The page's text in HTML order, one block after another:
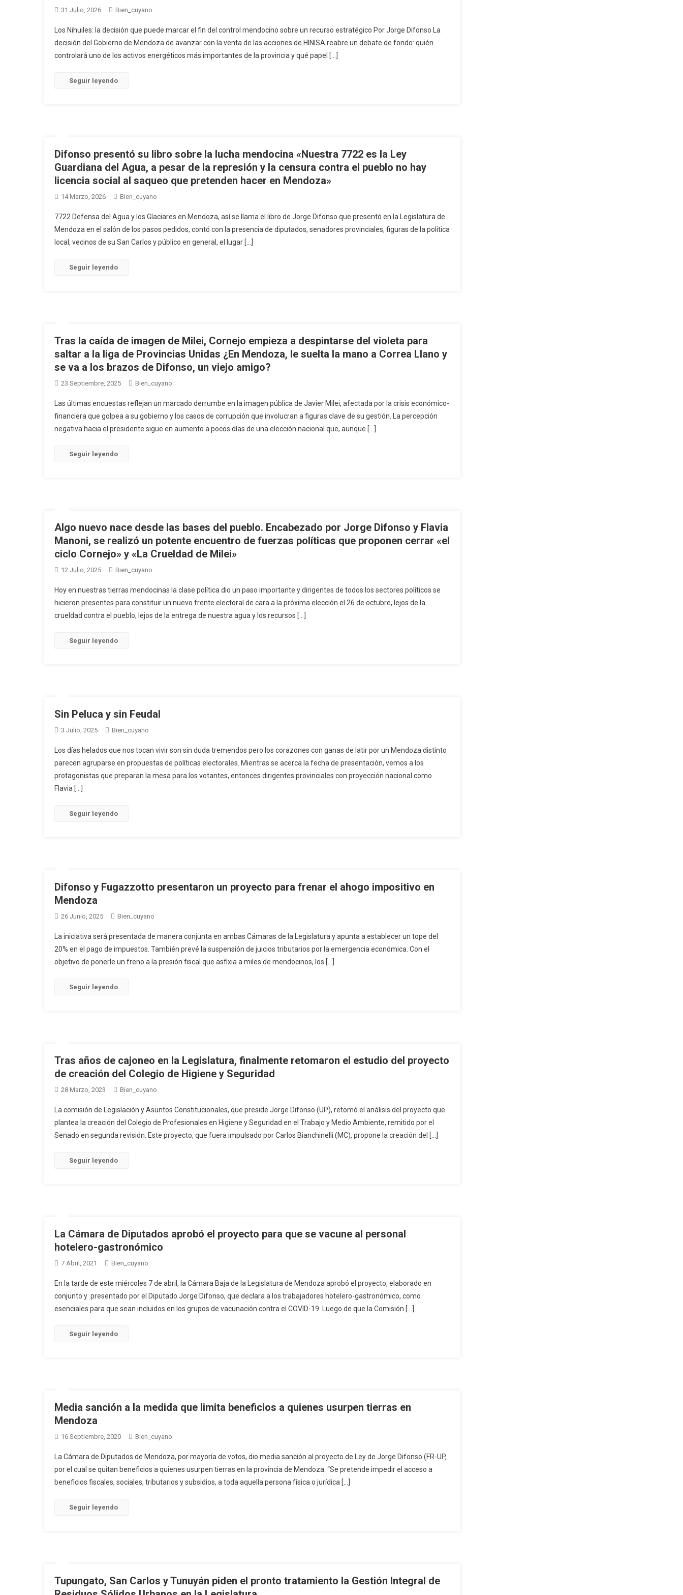
31 Julio, 2026 Bien_cuyano
Los Nihuiles: la decisión que puede marcar el fin del control mendocino sobre un recurso estratégico Por Jorge Difonso La
decisión del Gobierno de Mendoza de avanzar con la venta de las acciones de HINISA reabre un debate de fondo: quién
controlará uno de los activos energéticos más importantes de la provincia y qué papel […]
Seguir leyendo
Difonso presentó su libro sobre la lucha mendocina «Nuestra 7722 es la Ley
Guardiana del Agua, a pesar de la represión y la censura contra el pueblo no hay
licencia social al saqueo que pretenden hacer en Mendoza»
14 Marzo, 2026 Bien_cuyano
7722 Defensa del Agua y los Glaciares en Mendoza, así se llama el libro de Jorge Difonso que presentó en la Legislatura de
Mendoza en el salón de los pasos pedidos, contó con la presencia de diputados, senadores provinciales, figuras de la política
local, vecinos de su San Carlos y público en general, el lugar […]
Seguir leyendo
Tras la caída de imagen de Milei, Cornejo empieza a despintarse del violeta para
saltar a la liga de Provincias Unidas ¿En Mendoza, le suelta la mano a Correa Llano y
se va a los brazos de Difonso, un viejo amigo?
23 Septiembre, 2025 Bien_cuyano
Las últimas encuestas reflejan un marcado derrumbe en la imagen pública de Javier Milei, afectada por la crisis económico-
financiera que golpea a su gobierno y los casos de corrupción que involucran a figuras clave de su gestión. La percepción
negativa hacia el presidente sigue en aumento a pocos días de una elección nacional que, aunque […]
Seguir leyendo
Algo nuevo nace desde las bases del pueblo. Encabezado por Jorge Difonso y Flavia
Manoni, se realizó un potente encuentro de fuerzas políticas que proponen cerrar «el
ciclo Cornejo» y «La Crueldad de Milei»
12 Julio, 2025 Bien_cuyano
Hoy en nuestras tierras mendocinas la clase política dio un paso importante y dirigentes de todos los sectores políticos se
hicieron presentes para constituir un nuevo frente electoral de cara a la próxima elección el 26 de octubre, lejos de la
crueldad contra el pueblo, lejos de la entrega de nuestra agua y los recursos […]
Seguir leyendo
Sin Peluca y sin Feudal
3 Julio, 2025 Bien_cuyano
Los días helados que nos tocan vivir son sin duda tremendos pero los corazones con ganas de latir por un Mendoza distinto
parecen agruparse en propuestas de políticas electorales. Mientras se acerca la fecha de presentación, vemos a los
protagonistas que preparan la mesa para los votantes, entonces dirigentes provinciales con proyección nacional como
Flavia […]
Seguir leyendo
Difonso y Fugazzotto presentaron un proyecto para frenar el ahogo impositivo en
Mendoza
26 Junio, 2025 Bien_cuyano
La iniciativa será presentada de manera conjunta en ambas Cámaras de la Legislatura y apunta a establecer un tope del
20% en el pago de impuestos. También prevé la suspensión de juicios tributarios por la emergencia económica. Con el
objetivo de ponerle un freno a la presión fiscal que asfixia a miles de mendocinos, los […]
Seguir leyendo
Tras años de cajoneo en la Legislatura, finalmente retomaron el estudio del proyecto
de creación del Colegio de Higiene y Seguridad
28 Marzo, 2023 Bien_cuyano
La comisión de Legislación y Asuntos Constitucionales, que preside Jorge Difonso (UP), retomó el análisis del proyecto que
plantea la creación del Colegio de Profesionales en Higiene y Seguridad en el Trabajo y Medio Ambiente, remitido por el
Senado en segunda revisión. Este proyecto, que fuera impulsado por Carlos Bianchinelli (MC), propone la creación del […]
Seguir leyendo
La Cámara de Diputados aprobó el proyecto para que se vacune al personal
hotelero-gastronómico
7 Abril, 2021 Bien_cuyano
En la tarde de este miércoles 7 de abril, la Cámara Baja de la Legislatura de Mendoza aprobó el proyecto, elaborado en
conjunto y presentado por el Diputado Jorge Difonso, que declara a los trabajadores hotelero-gastronómico, como
esenciales para que sean incluidos en los grupos de vacunación contra el COVID-19. Luego de que la Comisión […]
Seguir leyendo
Media sanción a la medida que limita beneficios a quienes usurpen tierras en
Mendoza
16 Septiembre, 2020 Bien_cuyano
La Cámara de Diputados de Mendoza, por mayoría de votos, dio media sanción al proyecto de Ley de Jorge Difonso (FR-UP,
por el cual se quitan beneficios a quienes usurpen tierras en la provincia de Mendoza. “Se pretende impedir el acceso a
beneficios fiscales, sociales, tributarios y subsidios, a toda aquella persona física o jurídica […]
Seguir leyendo
Tupungato, San Carlos y Tunuyán piden el pronto tratamiento la Gestión Integral de